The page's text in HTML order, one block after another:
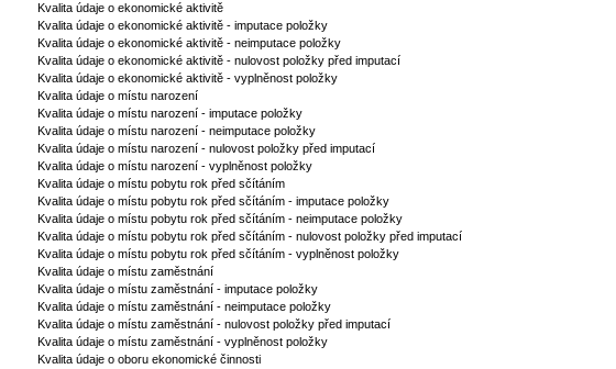
Kvalita údaje o ekonomické aktivitě
Kvalita údaje o ekonomické aktivitě - imputace položky
Kvalita údaje o ekonomické aktivitě - neimputace položky
Kvalita údaje o ekonomické aktivitě - nulovost položky před imputací
Kvalita údaje o ekonomické aktivitě - vyplněnost položky
Kvalita údaje o místu narození
Kvalita údaje o místu narození - imputace položky
Kvalita údaje o místu narození - neimputace položky
Kvalita údaje o místu narození - nulovost položky před imputací
Kvalita údaje o místu narození - vyplněnost položky
Kvalita údaje o místu pobytu rok před sčítáním
Kvalita údaje o místu pobytu rok před sčítáním - imputace položky
Kvalita údaje o místu pobytu rok před sčítáním - neimputace položky
Kvalita údaje o místu pobytu rok před sčítáním - nulovost položky před imputací
Kvalita údaje o místu pobytu rok před sčítáním - vyplněnost položky
Kvalita údaje o místu zaměstnání
Kvalita údaje o místu zaměstnání - imputace položky
Kvalita údaje o místu zaměstnání - neimputace položky
Kvalita údaje o místu zaměstnání - nulovost položky před imputací
Kvalita údaje o místu zaměstnání - vyplněnost položky
Kvalita údaje o oboru ekonomické činnosti